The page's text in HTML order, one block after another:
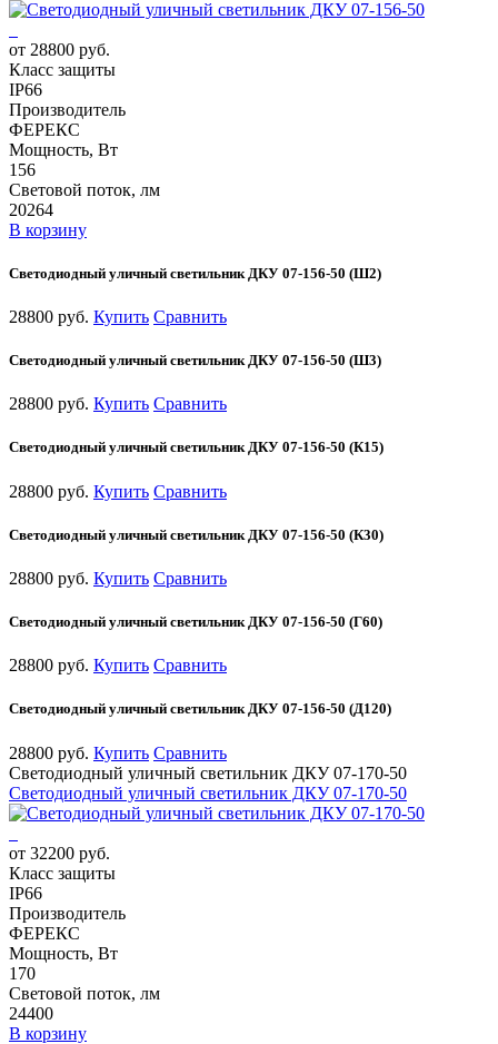
от 28800 руб.
Класс защиты
IP66
Производитель
ФЕРЕКС
Мощность, Вт
156
Световой поток, лм
20264
В корзину
Светодиодный уличный светильник ДКУ 07-156-50 (Ш2)
28800 руб. Купить Сравнить
Светодиодный уличный светильник ДКУ 07-156-50 (Ш3)
28800 руб. Купить Сравнить
Светодиодный уличный светильник ДКУ 07-156-50 (К15)
28800 руб. Купить Сравнить
Светодиодный уличный светильник ДКУ 07-156-50 (К30)
28800 руб. Купить Сравнить
Светодиодный уличный светильник ДКУ 07-156-50 (Г60)
28800 руб. Купить Сравнить
Светодиодный уличный светильник ДКУ 07-156-50 (Д120)
28800 руб. Купить Сравнить
Светодиодный уличный светильник ДКУ 07-170-50
Светодиодный уличный светильник ДКУ 07-170-50
от 32200 руб.
Класс защиты
IP66
Производитель
ФЕРЕКС
Мощность, Вт
170
Световой поток, лм
24400
В корзину